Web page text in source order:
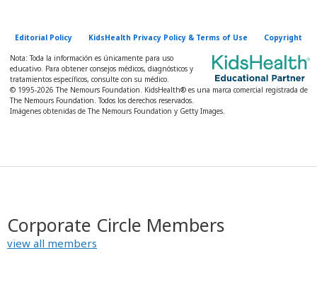
Editorial Policy KidsHealth Privacy Policy & Terms of Use Copyright
Nota: Toda la información es únicamente para uso
educativo. Para obtener consejos médicos, diagnósticos y
tratamientos específicos, consulte con su médico.
© 1995-2026 The Nemours Foundation. KidsHealth® es una marca comercial registrada de
The Nemours Foundation. Todos los derechos reservados.
Imágenes obtenidas de The Nemours Foundation y Getty Images.
Corporate Circle Members
view all members